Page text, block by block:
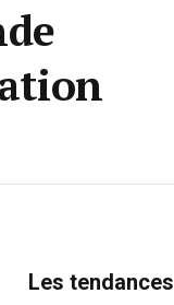
Les tendances